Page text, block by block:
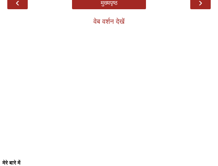
मुख्यपृष्ठ
वेब वर्शन देखें
मेरे बारे में